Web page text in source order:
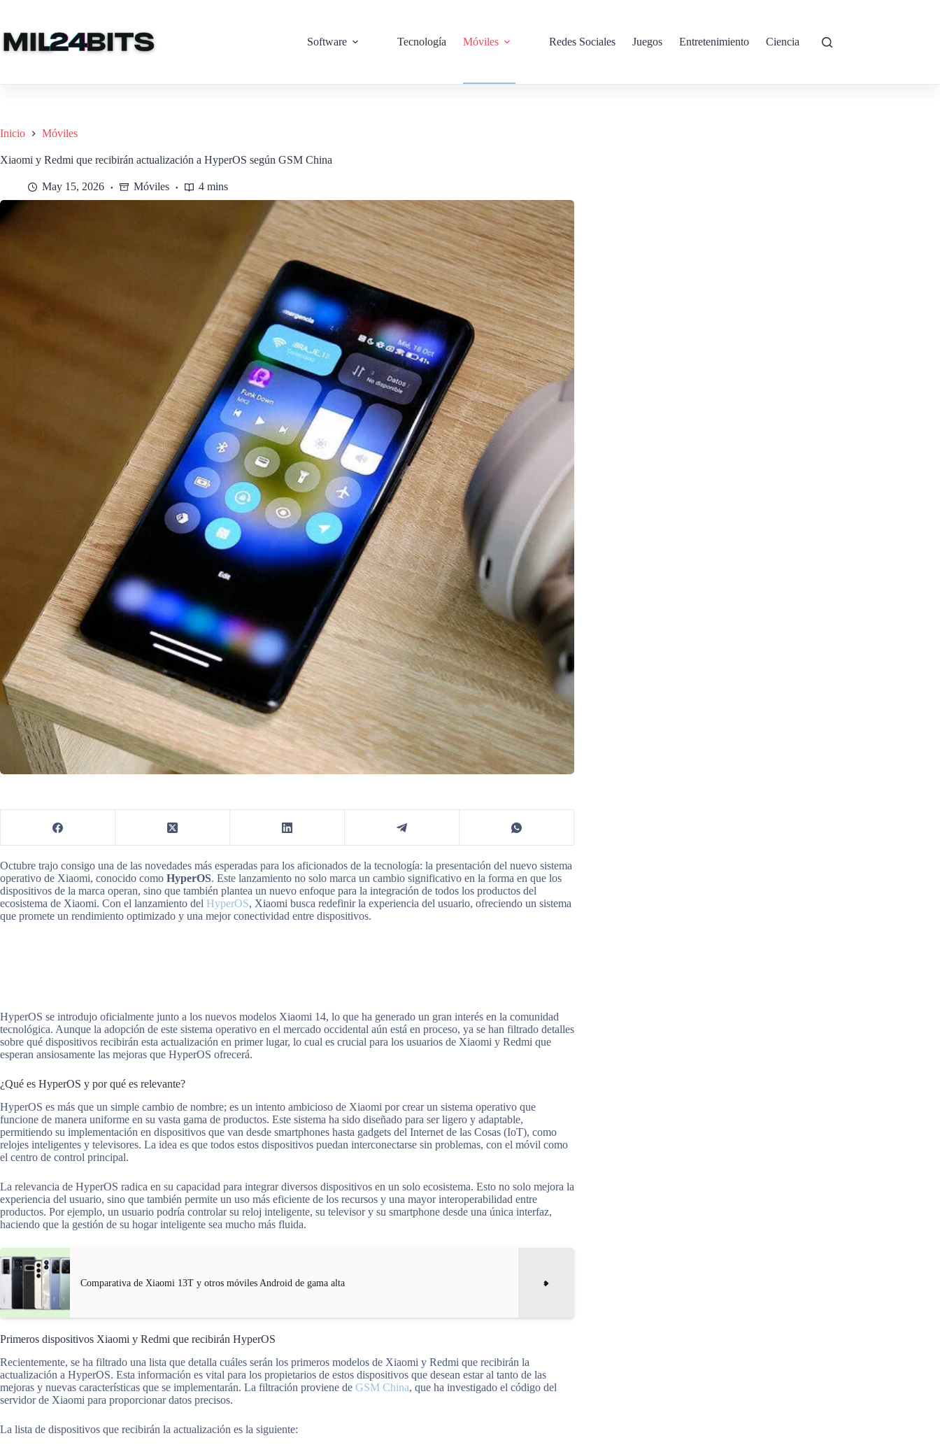
contenido
Software
Tecnología Móviles Redes Sociales Juegos Entretenimiento Ciencia
Inicio Móviles
Xiaomi y Redmi que recibirán actualización a HyperOS según GSM China
May 15, 2026 Móviles 4 mins
Octubre trajo consigo una de las novedades más esperadas para los aficionados de la tecnología: la presentación del nuevo sistema
operativo de Xiaomi, conocido como HyperOS. Este lanzamiento no solo marca un cambio significativo en la forma en que los
dispositivos de la marca operan, sino que también plantea un nuevo enfoque para la integración de todos los productos del
ecosistema de Xiaomi. Con el lanzamiento del HyperOS, Xiaomi busca redefinir la experiencia del usuario, ofreciendo un sistema
que promete un rendimiento optimizado y una mejor conectividad entre dispositivos.
HyperOS se introdujo oficialmente junto a los nuevos modelos Xiaomi 14, lo que ha generado un gran interés en la comunidad
tecnológica. Aunque la adopción de este sistema operativo en el mercado occidental aún está en proceso, ya se han filtrado detalles
sobre qué dispositivos recibirán esta actualización en primer lugar, lo cual es crucial para los usuarios de Xiaomi y Redmi que
esperan ansiosamente las mejoras que HyperOS ofrecerá.
¿Qué es HyperOS y por qué es relevante?
HyperOS es más que un simple cambio de nombre; es un intento ambicioso de Xiaomi por crear un sistema operativo que
funcione de manera uniforme en su vasta gama de productos. Este sistema ha sido diseñado para ser ligero y adaptable,
permitiendo su implementación en dispositivos que van desde smartphones hasta gadgets del Internet de las Cosas (IoT), como
relojes inteligentes y televisores. La idea es que todos estos dispositivos puedan interconectarse sin problemas, con el móvil como
el centro de control principal.
La relevancia de HyperOS radica en su capacidad para integrar diversos dispositivos en un solo ecosistema. Esto no solo mejora la
experiencia del usuario, sino que también permite un uso más eficiente de los recursos y una mayor interoperabilidad entre
productos. Por ejemplo, un usuario podría controlar su reloj inteligente, su televisor y su smartphone desde una única interfaz,
haciendo que la gestión de su hogar inteligente sea mucho más fluida.
Comparativa de Xiaomi 13T y otros móviles Android de gama alta
Primeros dispositivos Xiaomi y Redmi que recibirán HyperOS
Recientemente, se ha filtrado una lista que detalla cuáles serán los primeros modelos de Xiaomi y Redmi que recibirán la
actualización a HyperOS. Esta información es vital para los propietarios de estos dispositivos que desean estar al tanto de las
mejoras y nuevas características que se implementarán. La filtración proviene de GSM China, que ha investigado el código del
servidor de Xiaomi para proporcionar datos precisos.
La lista de dispositivos que recibirán la actualización es la siguiente: